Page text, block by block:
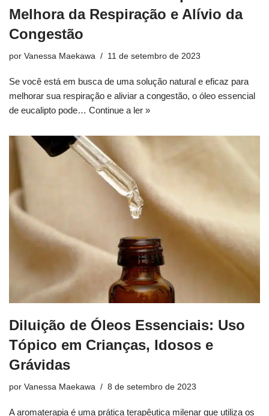
Melhora da Respiração e Alívio da
Congestão
por Vanessa Maekawa 11 de setembro de 2023
Se você está em busca de uma solução natural e eficaz para
melhorar sua respiração e aliviar a congestão, o óleo essencial
de eucalipto pode… Continue a ler »
Diluição de Óleos Essenciais: Uso
Tópico em Crianças, Idosos e
Grávidas
por Vanessa Maekawa 8 de setembro de 2023
A aromaterapia é uma prática terapêutica milenar que utiliza os